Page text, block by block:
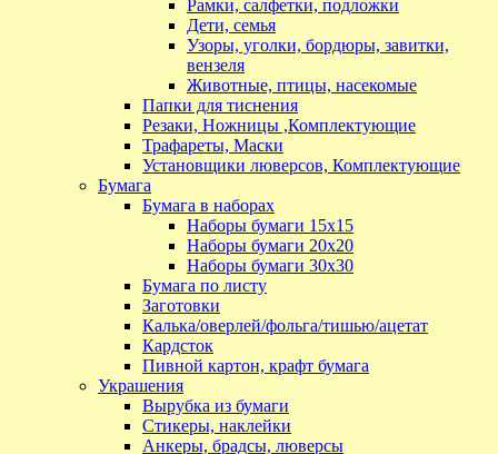
Рамки, салфетки, подложки
Дети, семья
Узоры, уголки, бордюры, завитки,
вензеля
Животные, птицы, насекомые
Папки для тиснения
Резаки, Ножницы ,Комплектующие
Трафареты, Маски
Установщики люверсов, Комплектующие
Бумага
Бумага в наборах
Наборы бумаги 15х15
Наборы бумаги 20х20
Наборы бумаги 30х30
Бумага по листу
Заготовки
Калька/оверлей/фольга/тишью/ацетат
Кардсток
Пивной картон, крафт бумага
Украшения
Вырубка из бумаги
Стикеры, наклейки
Анкеры, брадсы, люверсы